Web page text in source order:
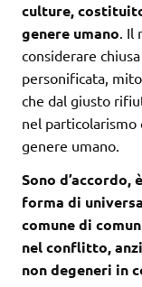
culture,
genere umano. Il
considerare
personificata,
che dal giusto
nel particolarismo
genere umano.
Sono d’accordo,
forma di
comune di
nel conflitto,
non degeneri